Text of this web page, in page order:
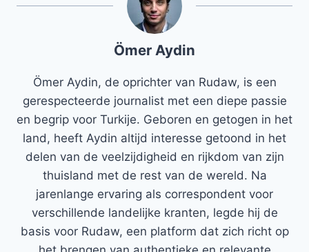
Ömer Aydin
Ömer Aydin, de oprichter van Rudaw, is een
gerespecteerde journalist met een diepe passie
en begrip voor Turkije. Geboren en getogen in het
land, heeft Aydin altijd interesse getoond in het
delen van de veelzijdigheid en rijkdom van zijn
thuisland met de rest van de wereld. Na
jarenlange ervaring als correspondent voor
verschillende landelijke kranten, legde hij de
basis voor Rudaw, een platform dat zich richt op